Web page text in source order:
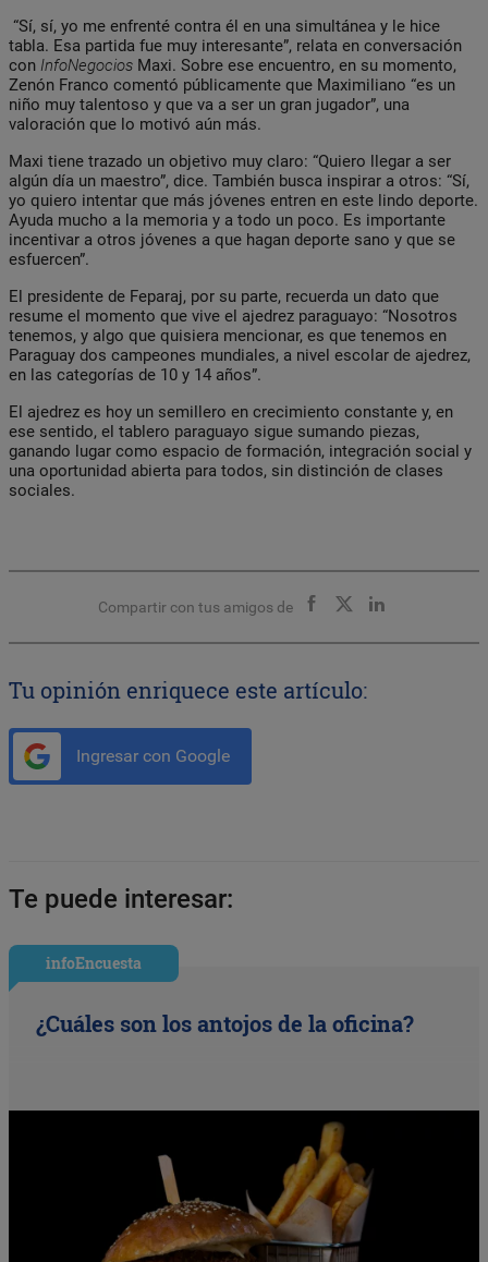
“Sí, sí, yo me enfrenté contra él en una simultánea y le hice
tabla. Esa partida fue muy interesante”, relata en conversación
con InfoNegocios Maxi. Sobre ese encuentro, en su momento,
Zenón Franco comentó públicamente que Maximiliano “es un
niño muy talentoso y que va a ser un gran jugador”, una
valoración que lo motivó aún más.
Maxi tiene trazado un objetivo muy claro: “Quiero llegar a ser
algún día un maestro”, dice. También busca inspirar a otros: “Sí,
yo quiero intentar que más jóvenes entren en este lindo deporte.
Ayuda mucho a la memoria y a todo un poco. Es importante
incentivar a otros jóvenes a que hagan deporte sano y que se
esfuercen”.
El presidente de Feparaj, por su parte, recuerda un dato que
resume el momento que vive el ajedrez paraguayo: “Nosotros
tenemos, y algo que quisiera mencionar, es que tenemos en
Paraguay dos campeones mundiales, a nivel escolar de ajedrez,
en las categorías de 10 y 14 años”.
El ajedrez es hoy un semillero en crecimiento constante y, en
ese sentido, el tablero paraguayo sigue sumando piezas,
ganando lugar como espacio de formación, integración social y
una oportunidad abierta para todos, sin distinción de clases
sociales.
Compartir con tus amigos de
Tu opinión enriquece este artículo:
Ingresar con Google
Te puede interesar:
infoEncuesta
¿Cuáles son los antojos de la oficina?